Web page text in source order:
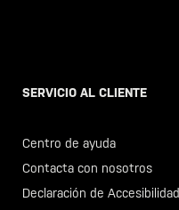
SERVICIO AL CLIENTE
Centro de ayuda
Contacta con nosotros
Declaración de Accesibilidad